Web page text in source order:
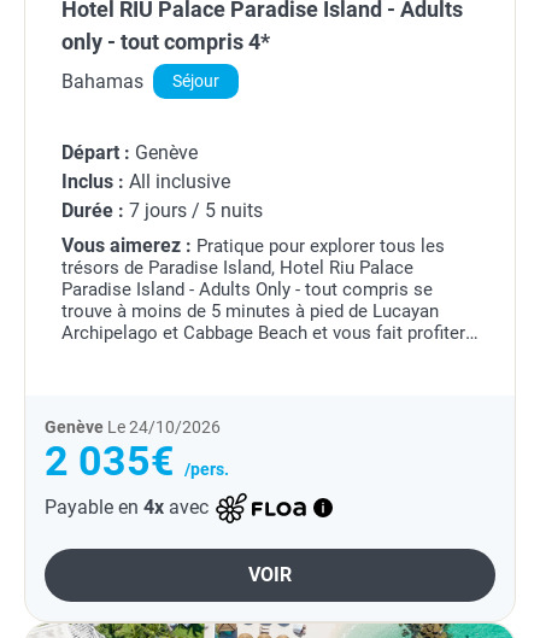
Hotel RIU Palace Paradise Island - Adults
only - tout compris 4*
Bahamas Séjour
Départ : Genève
Inclus : All inclusive
Durée : 7 jours / 5 nuits
Vous aimerez : Pratique pour explorer tous les
trésors de Paradise Island, Hotel Riu Palace
Paradise Island - Adults Only - tout compris se
trouve à moins de 5 minutes à pied de Lucayan
Archipelago et Cabbage Beach et vous fait profiter
Genève Le 24/10/2026
2 035€ /pers.
Payable en 4x avec
VOIR